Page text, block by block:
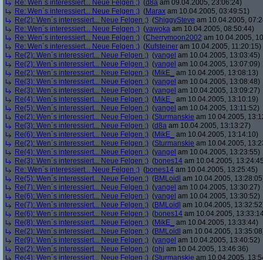
Re: Wen´s interessiert... Neue Felgen ;) (d8a am 09.04.2005, 23:06:24)
Re: Wen´s interessiert... Neue Felgen ;) (Marax am 10.04.2005, 03:49:51)
Re(2): Wen´s interessiert... Neue Felgen ;) (ShiggySteve am 10.04.2005,
Re: Wen´s interessiert... Neue Felgen ;) (vawoka am 10.04.2005, 08:50:44)
Re: Wen´s interessiert... Neue Felgen ;) (Cherrymoon2002 am 10.04.2005,
Re: Wen´s interessiert... Neue Felgen ;) (Kufsteiner am 10.04.2005, 11:20:15)
Re(2): Wen´s interessiert... Neue Felgen ;) (yangel am 10.04.2005, 13:03:45)
Re(2): Wen´s interessiert... Neue Felgen ;) (yangel am 10.04.2005, 13:07:09)
Re(2): Wen´s interessiert... Neue Felgen ;) (MikE_
am 10.04.2005, 13:08:13)
Re(3): Wen´s interessiert... Neue Felgen ;) (yangel am 10.04.2005, 13:08:48)
Re(3): Wen´s interessiert... Neue Felgen ;) (yangel am 10.04.2005, 13:09:27)
Re(4): Wen´s interessiert... Neue Felgen ;) (MikE_
am 10.04.2005, 13:10:19)
Re(5): Wen´s interessiert... Neue Felgen ;) (yangel am 10.04.2005, 13:11:52)
Re(2): Wen´s interessiert... Neue Felgen ;) (Sturmanskie am 10.04.2005,
Re(3): Wen´s interessiert... Neue Felgen ;) (d8a am 10.04.2005, 13:13:27)
Re(6): Wen´s interessiert... Neue Felgen ;) (MikE_
am 10.04.2005, 13:14:10)
Re(2): Wen´s interessiert... Neue Felgen ;) (Sturmanskie am 10.04.2005,
Re(4): Wen´s interessiert... Neue Felgen ;) (yangel am 10.04.2005, 13:23:55)
Re(3): Wen´s interessiert... Neue Felgen ;) (bones14 am 10.04.2005,
Re: Wen´s interessiert... Neue Felgen ;) (bones14 am 10.04.2005, 13:25:45)
Re(5): Wen´s interessiert... Neue Felgen ;) (BMLoidl am 10.04.2005,
Re(7): Wen´s interessiert... Neue Felgen ;) (yangel am 10.04.2005, 13:30:27)
Re(6): Wen´s interessiert... Neue Felgen ;) (yangel am 10.04.2005, 13:30:52)
Re(7): Wen´s interessiert... Neue Felgen ;) (BMLoidl am 10.04.2005,
Re(6): Wen´s interessiert... Neue Felgen ;) (bones14 am 10.04.2005,
Re(8): Wen´s interessiert... Neue Felgen ;) (MikE_
am 10.04.2005, 13:33:44)
Re(2): Wen´s interessiert... Neue Felgen ;) (BMLoidl am 10.04.2005,
Re(9): Wen´s interessiert... Neue Felgen ;) (yangel am 10.04.2005, 13:40:52)
Re(2): Wen´s interessiert... Neue Felgen ;) (phj am 10.04.2005, 13:46:36)
Re(4): Wen´s interessiert... Neue Felgen ;) (Sturmanskie am 10.04.2005,